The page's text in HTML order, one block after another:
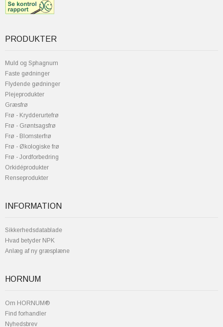
PRODUKTER
Muld og Sphagnum
Faste gødninger
Flydende gødninger
Plejeprodukter
Græsfrø
Frø - Krydderurtefrø
Frø - Grøntsagsfrø
Frø - Blomsterfrø
Frø - Økologiske frø
Frø - Jordforbedring
Orkidéprodukter
Renseprodukter
INFORMATION
Sikkerhedsdatablade
Hvad betyder NPK
Anlæg af ny græsplæne
HORNUM
Om HORNUM®
Find forhandler
Nyhedsbrev